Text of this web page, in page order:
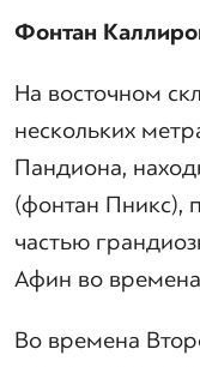
Фонтан
На восточном
нескольких
Пандиона,
(фонтан Пникс),
частью
Афин во времена
Во времена